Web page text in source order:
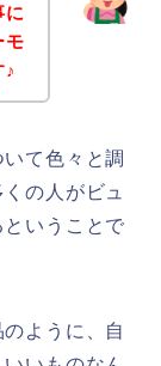
に
モ
て色々と調
の人がビュ
いうことで
ように、自